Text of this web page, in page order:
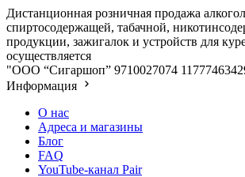
Дистанционная розничная продажа
спиртосодержащей, табачной,
продукции, зажигалок и устройств для
осуществляется
"ООО “Сигаршоп” 9710027074
Информация
О нас
Адреса и магазины
Блог
FAQ
YouTube-канал Pair